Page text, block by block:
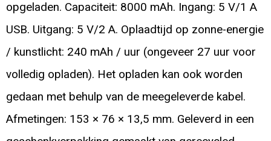
opgeladen. Capaciteit: 8000 mAh. Ingang: 5 V/1 A
USB. Uitgang: 5 V/2 A. Oplaadtijd op zonne-energie
/ kunstlicht: 240 mAh / uur (ongeveer 27 uur voor
volledig opladen). Het opladen kan ook worden
gedaan met behulp van de meegeleverde kabel.
Afmetingen: 153 × 76 × 13,5 mm. Geleverd in een